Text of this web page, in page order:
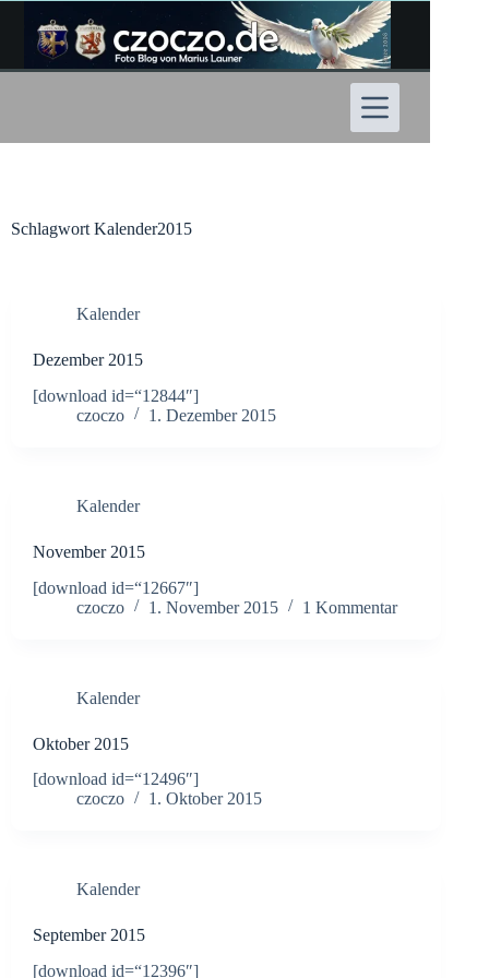
Inhalt
springen
Schlagwort Kalender2015
Kalender
Dezember 2015
[download id=“12844″]
czoczo
1. Dezember 2015
Kalender
November 2015
[download id=“12667″]
czoczo
1. November 2015 1 Kommentar
Kalender
Oktober 2015
[download id=“12496″]
czoczo
1. Oktober 2015
Kalender
September 2015
[download id=“12396″]